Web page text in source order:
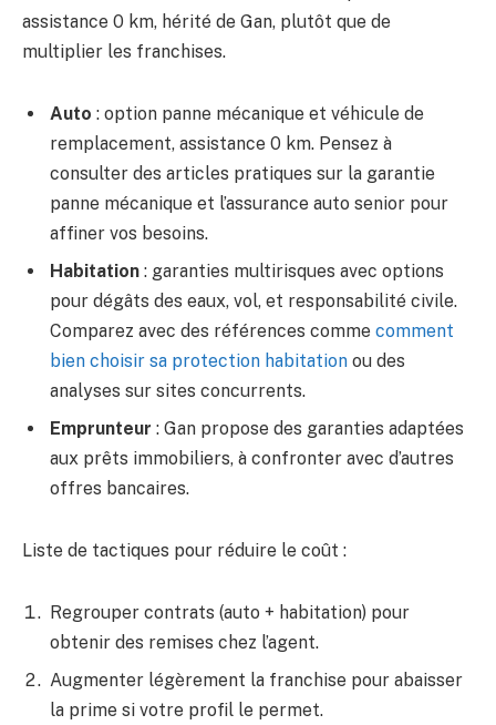
assistance 0 km, hérité de Gan, plutôt que de
multiplier les franchises.
Auto : option panne mécanique et véhicule de
remplacement, assistance 0 km. Pensez à
consulter des articles pratiques sur la garantie
panne mécanique et l’assurance auto senior pour
affiner vos besoins.
Habitation : garanties multirisques avec options
pour dégâts des eaux, vol, et responsabilité civile.
Comparez avec des références comme comment
bien choisir sa protection habitation ou des
analyses sur sites concurrents.
Emprunteur : Gan propose des garanties adaptées
aux prêts immobiliers, à confronter avec d’autres
offres bancaires.
Liste de tactiques pour réduire le coût :
Regrouper contrats (auto + habitation) pour
obtenir des remises chez l’agent.
Augmenter légèrement la franchise pour abaisser
la prime si votre profil le permet.